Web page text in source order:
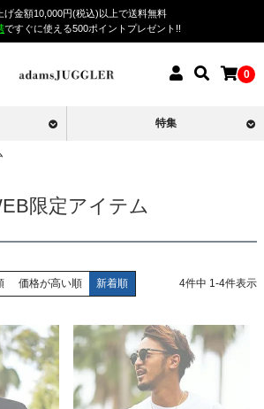
げ金額10,000円(税込)以上で送料無料
ですぐに使える500ポイントプレゼント!!
0
特集
限定アイテム
価格が高い順 新着順 4件中 1-4件表示